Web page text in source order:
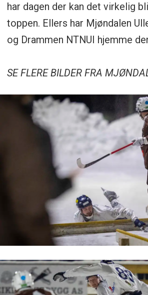
har dagen der kan det virkelig
toppen. Ellers har Mjøndalen
og Drammen NTNUI hjemme
SE FLERE BILDER FRA